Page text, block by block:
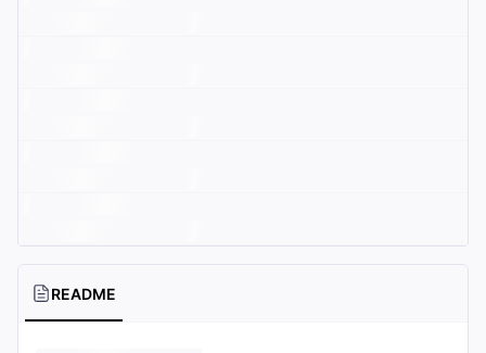
README